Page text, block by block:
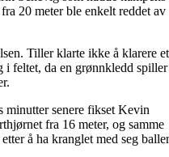
20 meter ble enkelt reddet av
Tiller klarte ikke å klarere et
i feltet, da en grønnkledd spiller
senere fikset Kevin
fra 16 meter, og samme
å ha kranglet med seg